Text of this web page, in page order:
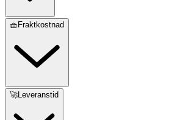
🧺Fraktkostnad
🚀Leveranstid